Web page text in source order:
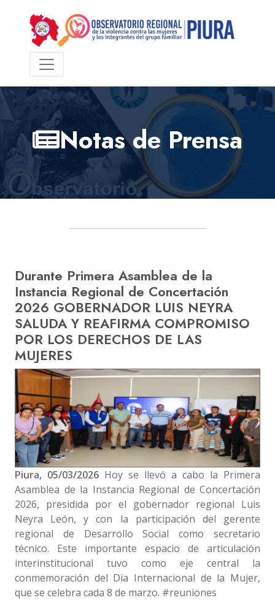
Notas de Prensa
Durante Primera Asamblea de la
Instancia Regional de Concertación
2026 GOBERNADOR LUIS NEYRA
SALUDA Y REAFIRMA COMPROMISO
POR LOS DERECHOS DE LAS
MUJERES
Piura, 05/03/2026 Hoy se llevó a cabo la Primera
Asamblea de la Instancia Regional de Concertación
2026, presidida por el gobernador regional Luis
Neyra León, y con la participación del gerente
regional de Desarrollo Social como secretario
técnico. Este importante espacio de articulación
interinstitucional tuvo como eje central la
conmemoración del Día Internacional de la Mujer,
que se celebra cada 8 de marzo. #reuniones